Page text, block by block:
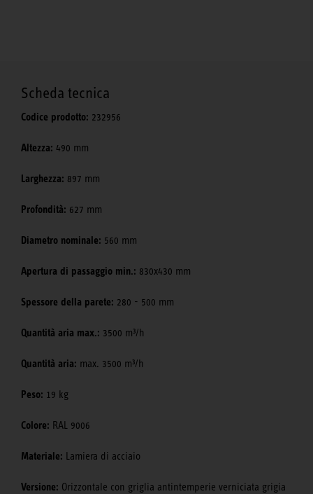
Scheda tecnica
Codice prodotto: 232956
Altezza: 490 mm
Larghezza: 897 mm
Profondità: 627 mm
Diametro nominale: 560 mm
Apertura di passaggio min.: 830x430 mm
Spessore della parete: 280 - 500 mm
Quantità aria max.: 3500 m³/h
Quantità aria: max. 3500 m³/h
Peso: 19 kg
Colore: RAL 9006
Materiale: Lamiera di acciaio
Versione: Orizzontale con griglia antintemperie verniciata grigia